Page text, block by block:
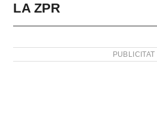
LA ZPR
PUBLICITAT